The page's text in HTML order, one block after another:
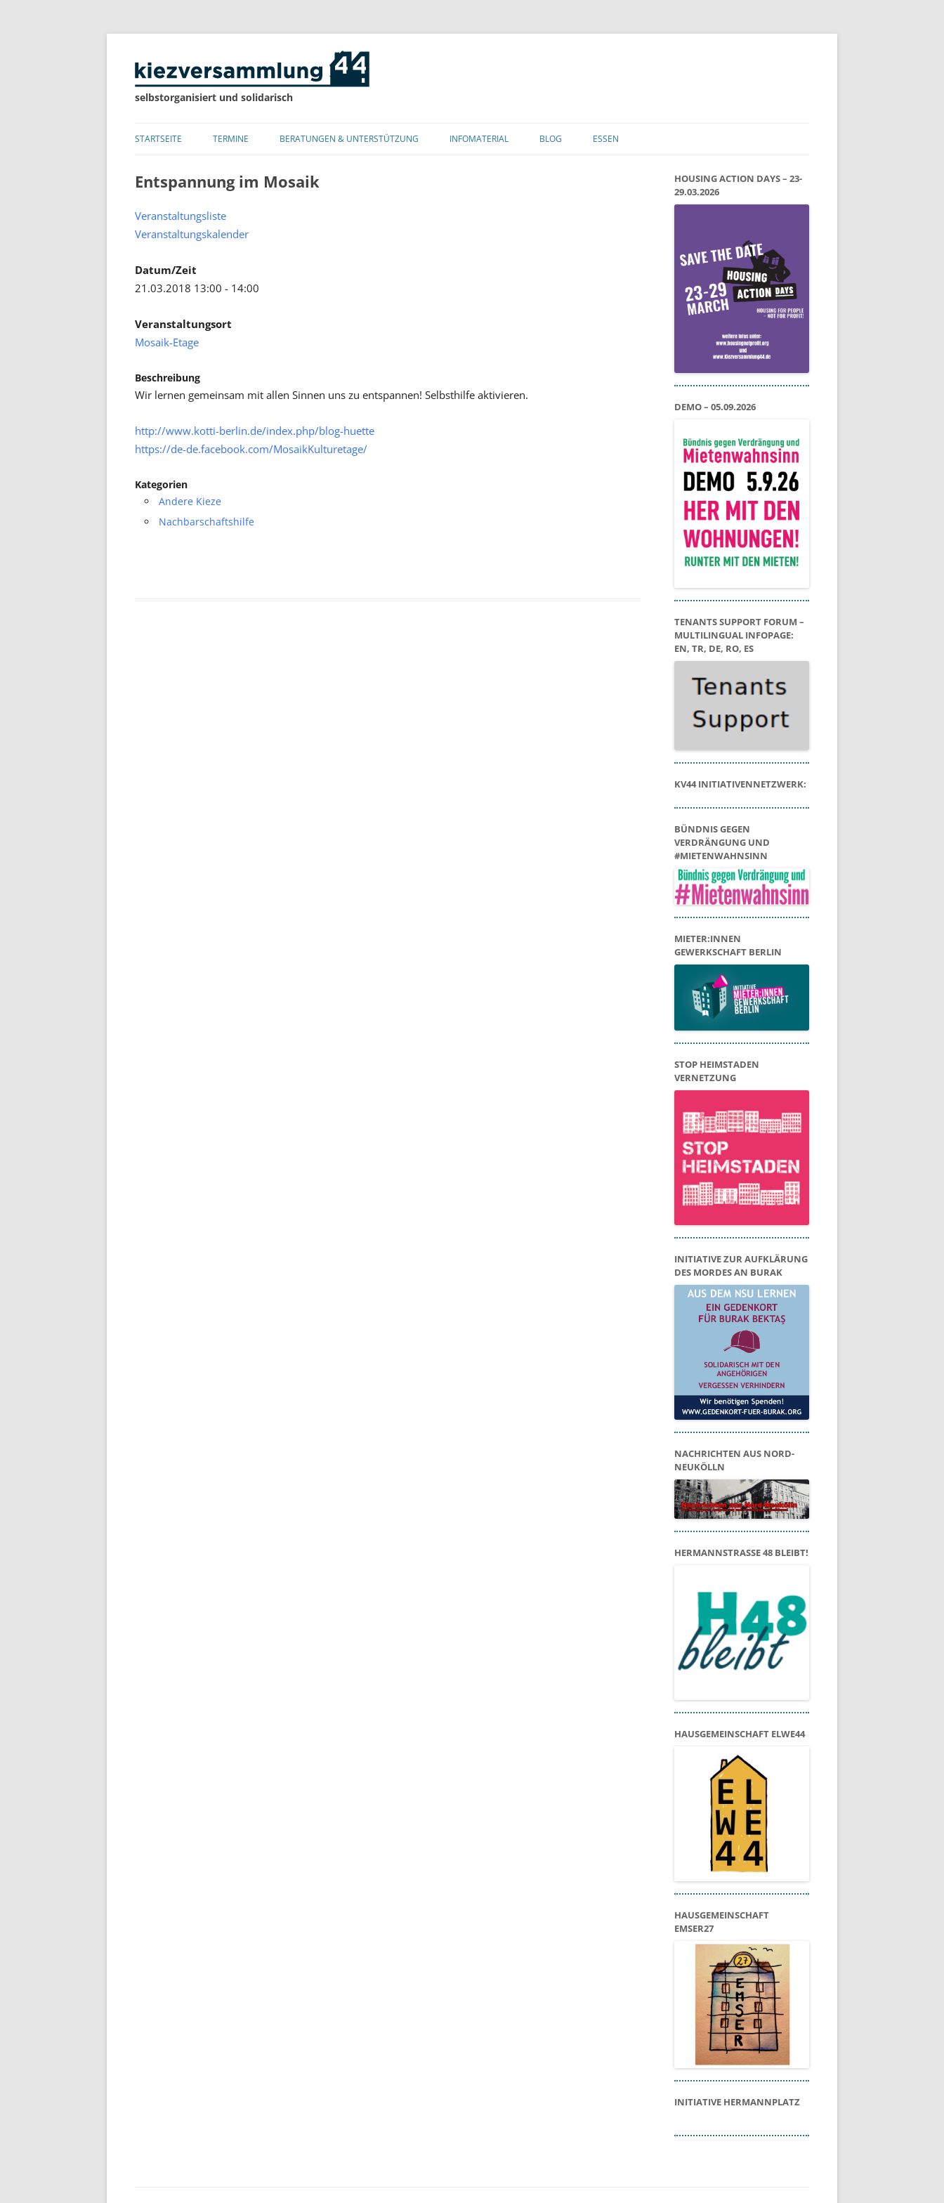
selbstorganisiert und solidarisch
Inhalt
STARTSEITE TERMINE BERATUNGEN & UNTERSTÜTZUNG INFOMATERIAL BLOG ESSEN
Entspannung im Mosaik
Veranstaltungsliste
Veranstaltungskalender
Datum/Zeit
21.03.2018 13:00 - 14:00
Veranstaltungsort
Mosaik-Etage
Beschreibung
Wir lernen gemeinsam mit allen Sinnen uns zu entspannen! Selbsthilfe aktivieren.
http://www.kotti-berlin.de/index.php/blog-huette
https://de-de.facebook.com/MosaikKulturetage/
Kategorien
Andere Kieze
Nachbarschaftshilfe
HOUSING ACTION DAYS – 23-
29.03.2026
DEMO – 05.09.2026
TENANTS SUPPORT FORUM –
MULTILINGUAL INFOPAGE:
EN, TR, DE, RO, ES
KV44 INITIATIVENNETZWERK:
BÜNDNIS GEGEN
VERDRÄNGUNG UND
#MIETENWAHNSINN
MIETER:INNEN
GEWERKSCHAFT BERLIN
STOP HEIMSTADEN
VERNETZUNG
INITIATIVE ZUR AUFKLÄRUNG
DES MORDES AN BURAK
NACHRICHTEN AUS NORD-
NEUKÖLLN
HERMANNSTRASSE 48 BLEIBT!
HAUSGEMEINSCHAFT ELWE44
HAUSGEMEINSCHAFT
EMSER27
INITIATIVE HERMANNPLATZ